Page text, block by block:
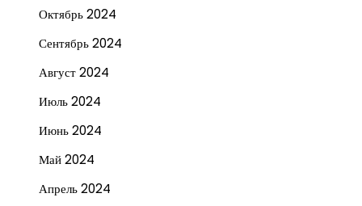
Октябрь 2024
Сентябрь 2024
Август 2024
Июль 2024
Июнь 2024
Май 2024
Апрель 2024